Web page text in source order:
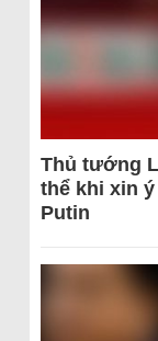
Thủ tướng
thể khi xin
Putin